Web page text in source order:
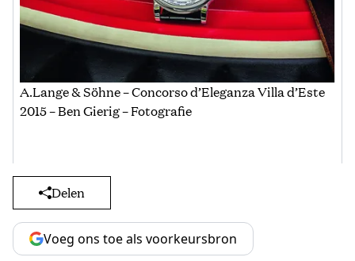
A.Lange & Söhne – Concorso d’Eleganza Villa d’Este
2015 – Ben Gierig – Fotografie
Delen
Voeg ons toe als voorkeursbron